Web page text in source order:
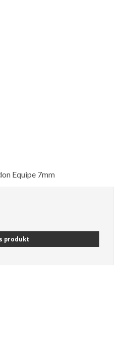
Equipe 7mm
produkt